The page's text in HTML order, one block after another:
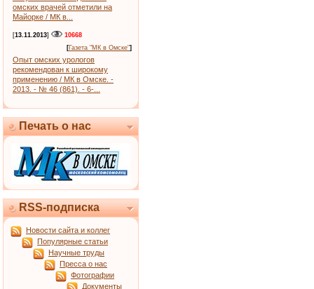
омских врачей отметили на
Майорке / МК в...
[13.11.2013]
10668
[Газета "МК в Омске"]
Опыт омских урологов
рекомендован к широкому
применению / МК в Омске. -
2013. - № 46 (861). - 6-...
Печать о нас
RSS-подписка
Новости сайта и коллег
Популярные статьи
Научные труды
Пресса о нас
Фотографии
Документы